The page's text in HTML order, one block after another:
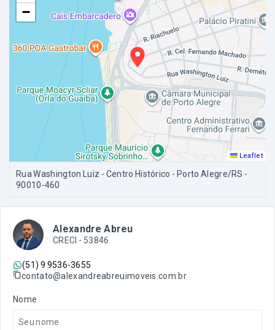
−
Leaflet
Rua Washington Luiz - Centro Histórico - Porto Alegre/RS -
90010-460
Alexandre Abreu
CRECI - 53846
(51) 9 9536-3655
contato@alexandreabreuimoveis.com.br
Nome